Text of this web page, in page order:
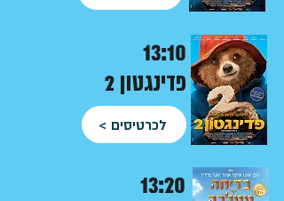
פדינגטון 2
13:10
לכרטיסים >
13:20